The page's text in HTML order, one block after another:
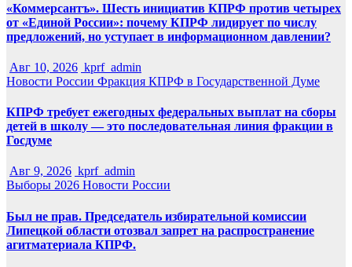
«Коммерсантъ». Шесть инициатив КПРФ против четырех
от «Единой России»: почему КПРФ лидирует по числу
предложений, но уступает в информационном давлении?
Авг 10, 2026 kprf_admin
Новости России Фракция КПРФ в Государственной Думе
КПРФ требует ежегодных федеральных выплат на сборы
детей в школу — это последовательная линия фракции в
Госдуме
Авг 9, 2026 kprf_admin
Выборы 2026 Новости России
Был не прав. Председатель избирательной комиссии
Липецкой области отозвал запрет на распространение
агитматериала КПРФ.